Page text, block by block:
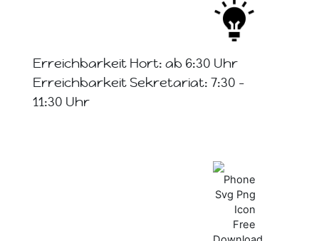
Erreichbarkeit Hort: ab 6:30 Uhr
Erreichbarkeit Sekretariat: 7:30 -
11:30 Uhr